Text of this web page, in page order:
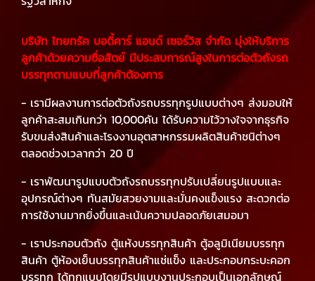
บริษัท ไทยทรัค บอดี้คาร์ แอนด์ เซอร์วิส จำกัด มุ่งให้บริการ
ลูกค้าด้วยความซื่อสัตย์ มีประสบการณ์สูงในการต่อตัวถังรถ
บรรทุกตามแบบที่ลูกค้าต้องการ
- เรามีผลงานการต่อตัวถังรถบรรทุกรูปแบบต่างๆ ส่งมอบให้
ลูกค้าสะสมเกินกว่า 10,000คัน ได้รับความไว้วางใจจากธุรกิจ
รับขนส่งสินค้าและโรงงานอุตสาหกรรมผลิตสินค้าชนิต่างๆ
ตลอดช่วงเวลากว่า 20 ปี
- เราพัฒนารูปแบบตัวถังรถบรรทุกปรับเปลี่ยนรูปแบบและ
อุปกรณ์ต่างๆ ทันสมัยสวยงามและมั่นคงแข็งแรง สะดวกต่อ
การใช้งานมากยิ่งขึ้นและเน้นความปลอดภัยเสมอมา
- เราประกอบตัวถัง ตู้แห้งบรรทุกสินค้า ตู้อลูมิเนียมบรรทุก
สินค้า ตู้ห้องเย็นบรรทุกสินค้าแช่แข็ง และประกอบกระบะคอก
บรรทุก ได้ทุกแบบโดยมีรูปแบบงานประกอบเป็นเอกลักษณ์